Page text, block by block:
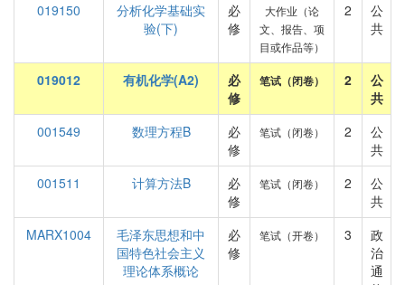
019150
分析化学基础实
验(下)
必
修
大作业（论
文、报告、项
目或作品等）
2
公
共
019012 有机化学(A2)
必
修
笔试（闭卷） 2
公
共
001549
数理方程B
必
修
笔试（闭卷） 2
公
共
001511
计算方法B
必
修
笔试（闭卷） 2
公
共
MARX1004
毛泽东思想和中
国特色社会主义
理论体系概论
必
修
笔试（开卷） 3
政
治
通